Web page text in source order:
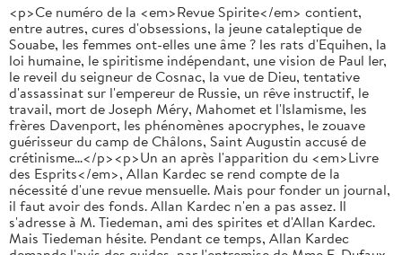
<p>Ce numéro de la <em>Revue Spirite</em> contient,
entre autres, cures d'obsessions, la jeune cataleptique de
Souabe, les femmes ont-elles une âme ? les rats d'Equihen, la
loi humaine, le spiritisme indépendant, une vision de Paul Ier,
le reveil du seigneur de Cosnac, la vue de Dieu, tentative
d'assassinat sur l'empereur de Russie, un rêve instructif, le
travail, mort de Joseph Méry, Mahomet et l'Islamisme, les
frères Davenport, les phénomènes apocryphes, le zouave
guérisseur du camp de Châlons, Saint Augustin accusé de
crétinisme...</p><p>Un an après l'apparition du <em>Livre
des Esprits</em>, Allan Kardec se rend compte de la
nécessité d'une revue mensuelle. Mais pour fonder un journal,
il faut avoir des fonds. Allan Kardec n'en a pas assez. Il
s'adresse à M. Tiedeman, ami des spirites et d'Allan Kardec.
Mais Tiedeman hésite. Pendant ce temps, Allan Kardec